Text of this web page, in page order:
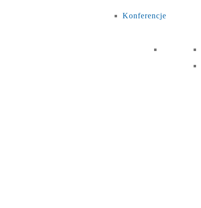
Konferencje